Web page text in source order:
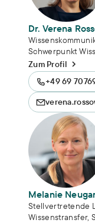
Dr. Verena
Schwerpunkt
Zum Profil
+49 69
Melanie
Stellvertretende
Wissenstransfer,